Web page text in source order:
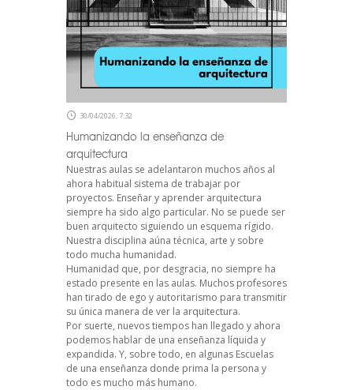
30/04/2026, 7:32
Humanizando la enseñanza de
arquitectura
Nuestras aulas se adelantaron muchos años al
ahora habitual sistema de trabajar por
proyectos. Enseñar y aprender arquitectura
siempre ha sido algo particular. No se puede ser
buen arquitecto siguiendo un esquema rígido.
Nuestra disciplina aúna técnica, arte y sobre
todo mucha humanidad.
Humanidad que, por desgracia, no siempre ha
estado presente en las aulas. Muchos profesores
han tirado de ego y autoritarismo para transmitir
su única manera de ver la arquitectura.
Por suerte, nuevos tiempos han llegado y ahora
podemos hablar de una enseñanza líquida y
expandida. Y, sobre todo, en algunas Escuelas
de una enseñanza donde prima la persona y
todo es mucho más humano.